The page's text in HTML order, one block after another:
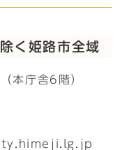
く姫路市全域
本庁舎6階）